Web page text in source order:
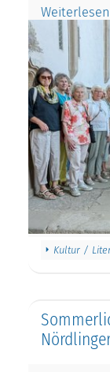
Weiterlesen
Kultur /